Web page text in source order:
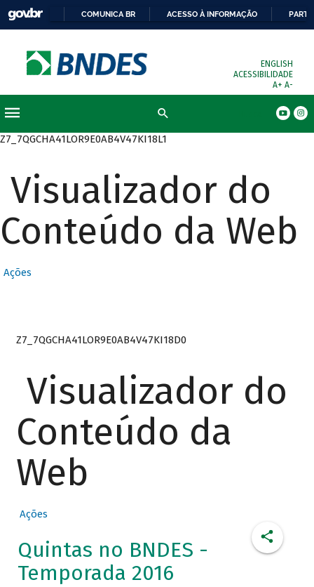
COMUNICA BR ACESSO À INFORMAÇÃO
ENGLISH
ACESSIBILIDADE
A+ A-
Z7_7QGCHA41LOR9E0AB4V47KI18L1
Visualizador do
Conteúdo da Web
Ações
Z7_7QGCHA41LOR9E0AB4V47KI18D0
Visualizador do
Conteúdo da
Web
Ações
Quintas no BNDES -
Temporada 2016